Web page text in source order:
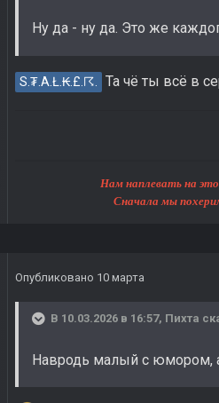
Ну да - ну да. Это же
S.₮.A.Ł.₭.£.☈. Та чё ты всё в
Нам наплевать на этот
Сначала мы похерим
Опубликовано 10 марта
В 10.03.2026 в 16:57, Пихта
Навродь малый с юмором,